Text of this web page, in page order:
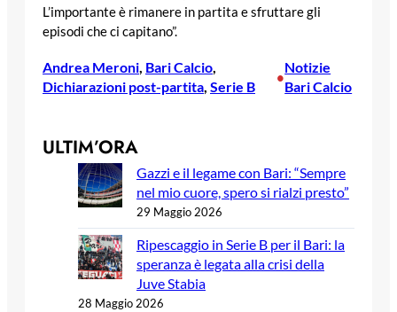
L’importante è rimanere in partita e sfruttare gli
episodi che ci capitano”.
Andrea Meroni, Bari Calcio
Dichiarazioni post-partita, Serie B
•
Notizie
Bari Calcio
ULTIM’ORA
Gazzi e il legame con Bari: “Sempre
nel mio cuore, spero si rialzi presto”
29 Maggio 2026
Ripescaggio in Serie B per il Bari: la
speranza è legata alla crisi della
Juve Stabia
28 Maggio 2026